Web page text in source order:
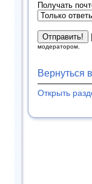
Получать
модератором.
Вернуться
Открыть